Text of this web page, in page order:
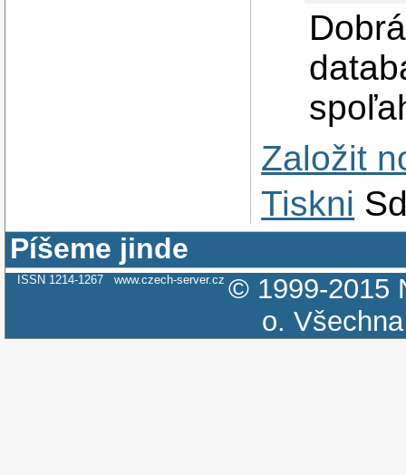
Založit
Tiskni
Píšeme jinde
ISSN 1214-1267 www.czech-server.cz © 1999-2015
o.